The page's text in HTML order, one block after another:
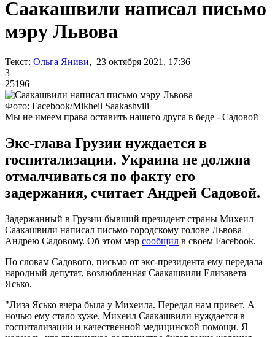
Саакашвили написал письмо
мэру Львова
Текст: Ольга Яниви, 23 октября 2021, 17:36
3
25196
Фото: Facebook/Mikheil Saakashvili
Мы не имеем права оставить нашего друга в беде - Садовой
Экс-глава Грузии нуждается в
госпитализации. Украина не должна
отмалчиваться по факту его
задержания, считает Андрей Садовой.
Задержанный в Грузии бывший президент страны Михеил
Саакашвили написал письмо городскому голове Львова
Андрею Садовому. Об этом мэр сообщил в своем Facebook.
По словам Садового, письмо от экс-президента ему передала
народный депутат, возлюбленная Саакашвили Елизавета
Ясько.
"Лиза Ясько вчера была у Михеила. Передал нам привет. А
ночью ему стало хуже. Михеил Саакашвили нуждается в
госпитализации и качественной медицинской помощи. Я